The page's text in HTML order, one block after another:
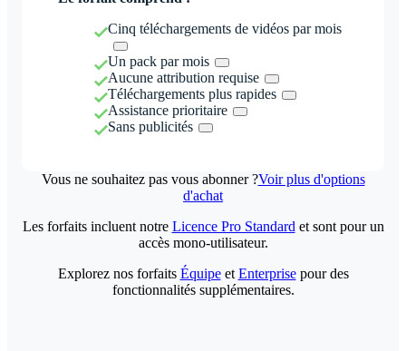
Cinq téléchargements de vidéos par mois
Un pack par mois
Aucune attribution requise
Téléchargements plus rapides
Assistance prioritaire
Sans publicités
Vous ne souhaitez pas vous abonner ?Voir plus d'options
d'achat
Les forfaits incluent notre Licence Pro Standard et sont pour un
accès mono-utilisateur.
Explorez nos forfaits Équipeet Enterprisepour des
fonctionnalités supplémentaires.